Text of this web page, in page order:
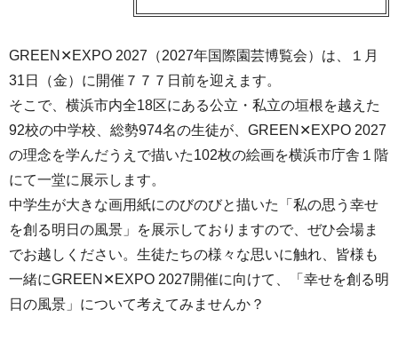
GREEN✕EXPO 2027（2027年国際園芸博覧会）は、１月
31日（金）に開催７７７日前を迎えます。
そこで、横浜市内全18区にある公立・私立の垣根を越えた
92校の中学校、総勢974名の生徒が、GREEN✕EXPO 2027
の理念を学んだうえで描いた102枚の絵画を横浜市庁舎１階
にて一堂に展示します。
中学生が大きな画用紙にのびのびと描いた「私の思う幸せ
を創る明日の風景」を展示しておりますので、ぜひ会場ま
でお越しください。生徒たちの様々な思いに触れ、皆様も
一緒にGREEN✕EXPO 2027開催に向けて、「幸せを創る明
日の風景」について考えてみませんか？